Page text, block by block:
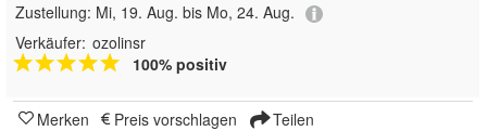
Zustellung: Mi, 19. Aug. bis Mo, 24. Aug.
Verkäufer: ozolinsr
100% positiv
Merken Preis vorschlagen Teilen